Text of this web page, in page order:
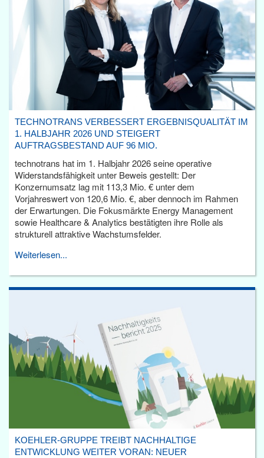
TECHNOTRANS VERBESSERT ERGEBNISQUALITÄT IM
1. HALBJAHR 2026 UND STEIGERT
AUFTRAGSBESTAND AUF 96 MIO.
technotrans hat im 1. Halbjahr 2026 seine operative
Widerstandsfähigkeit unter Beweis gestellt: Der
Konzernumsatz lag mit 113,3 Mio. € unter dem
Vorjahreswert von 120,6 Mio. €, aber dennoch im Rahmen
der Erwartungen. Die Fokusmärkte Energy Management
sowie Healthcare & Analytics bestätigten ihre Rolle als
strukturell attraktive Wachstumsfelder.
Weiterlesen...
KOEHLER-GRUPPE TREIBT NACHHALTIGE
ENTWICKLUNG WEITER VORAN: NEUER